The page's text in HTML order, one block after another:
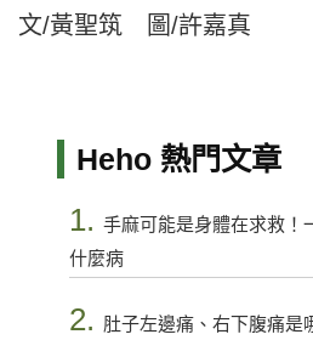
文/黃聖筑 圖/許嘉真
Heho 熱門文章
1. 手麻可能是身體在求救！
什麼病
2. 肚子左邊痛、右下腹痛是